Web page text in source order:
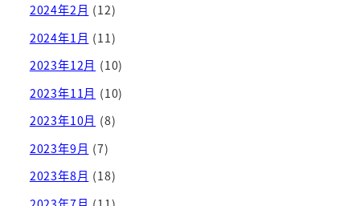
2024年2月 (12)
2024年1月 (11)
2023年12月 (10)
2023年11月 (10)
2023年10月 (8)
2023年9月 (7)
2023年8月 (18)